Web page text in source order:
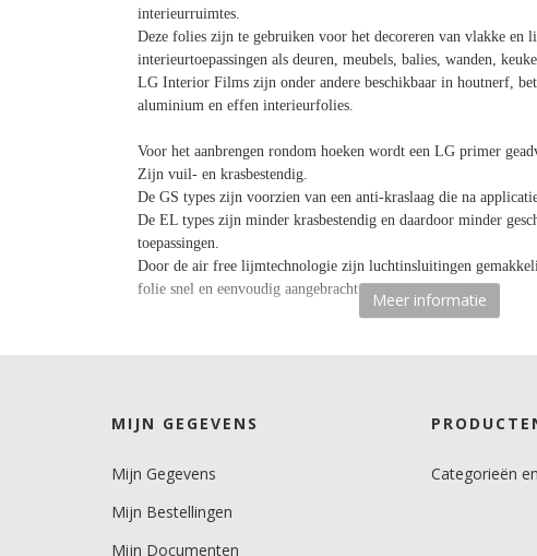
interieurruimtes.
Deze folies zijn te gebruiken voor het decoreren van vlakke en
interieurtoepassingen als deuren, meubels, balies, wanden,
LG Interior Films zijn onder andere beschikbaar in houtnerf,
aluminium en effen interieurfolies.
Voor het aanbrengen rondom hoeken wordt een LG primer
Zijn vuil- en krasbestendig.
De GS types zijn voorzien van een anti-kraslaag die na
De EL types zijn minder krasbestendig en daardoor minder
toepassingen.
Door de air free lijmtechnologie zijn luchtinsluitingen
folie snel en eenvoudig aangebracht worden.
per losse strekkende meter.
Materiaaltype
Opmerking
Meer informatie
MIJN GEGEVENS
Mijn Gegevens
Mijn Bestellingen
Mijn Documenten
Categorieën